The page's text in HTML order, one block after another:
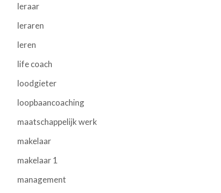
leraar
leraren
leren
life coach
loodgieter
loopbaancoaching
maatschappelijk werk
makelaar
makelaar 1
management